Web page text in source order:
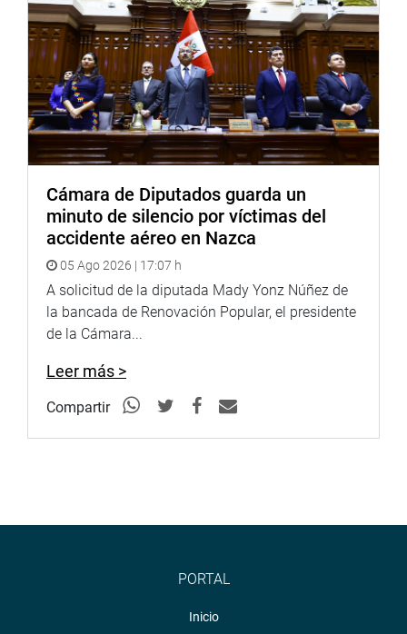
Puede encontrar más información en nuestra página web
y redes sociales.
Heraldo:goo.gl/Ty5Tto
Facebook: https://goo.gl/s5t7XN
Twitter: https://goo.gl/iMywRR
YouTube: https://goo.gl/VBXBNk
Radio: goo.gl/hMwTg1
fotografia.congreso.gob.pe
Cámara de Diputados guarda un
minuto de silencio por víctimas del
accidente aéreo en Nazca
05 Ago 2026 | 17:07 h
A solicitud de la diputada Mady Yonz Núñez de
la bancada de Renovación Popular, el presidente
de la Cámara...
Leer más >
Compartir
PORTAL
Inicio